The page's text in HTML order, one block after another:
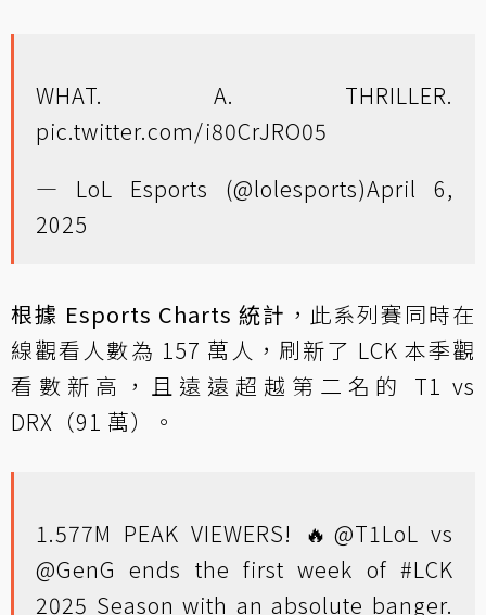
WHAT. A. THRILLER.
pic.twitter.com/i80CrJRO05
— LoL Esports (@lolesports)April 6,
2025
根據 Esports Charts 統計 ，此系列賽同時在
線觀看人數為 157 萬人，刷新了 LCK 本季觀
看數新高，且遠遠超越第二名的 T1 vs
DRX（91 萬）。
1.577M PEAK VIEWERS! 🔥 @T1LoL
vs
@GenG ends the first week of #LCK
2025 Season with an absolute banger.